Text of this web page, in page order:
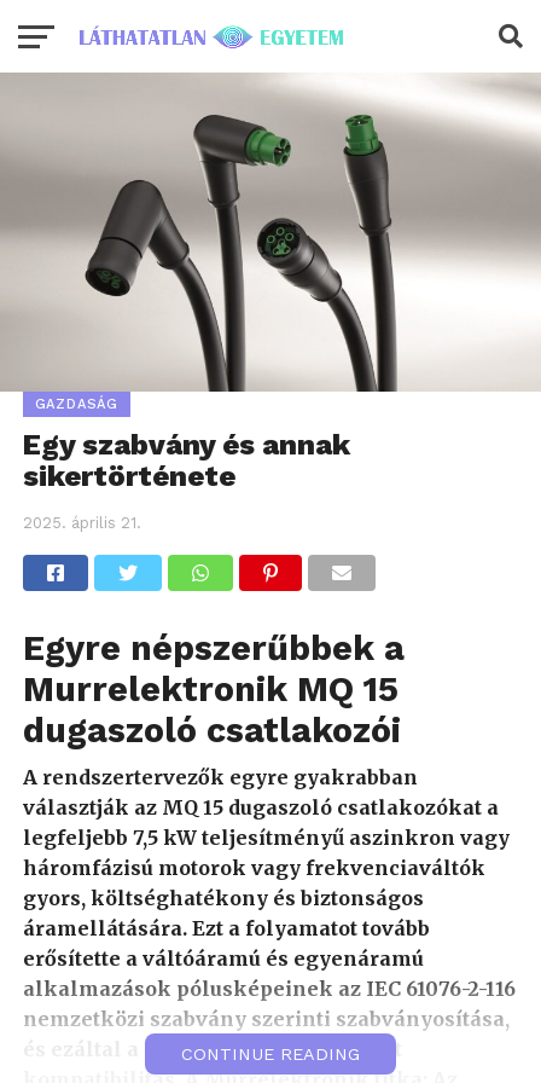
GAZDASÁG
Egy szabvány és annak
sikertörténete
2025. április 21.
Egyre népszerűbbek a
Murrelektronik MQ 15
dugaszoló csatlakozói
A rendszertervezők egyre gyakrabban
választják az MQ 15 dugaszoló csatlakozókat a
legfeljebb 7,5 kW teljesítményű aszinkron vagy
háromfázisú motorok vagy frekvenciaváltók
gyors, költséghatékony és biztonságos
áramellátására. Ezt a folyamatot tovább
erősítette a váltóáramú és egyenáramú
alkalmazások pólusképeinek az IEC 61076-2-116
nemzetközi szabvány szerinti szabványosítása,
és ezáltal a gyártók közötti garantált
CONTINUE READING